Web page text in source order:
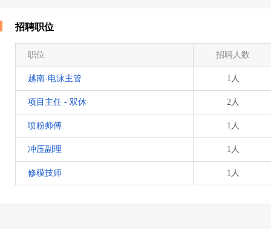
招聘职位
职位 招聘人数
越南-电泳主管 1人
项目主任 - 双休 2人
喷粉师傅 1人
冲压副理 1人
修模技师 1人